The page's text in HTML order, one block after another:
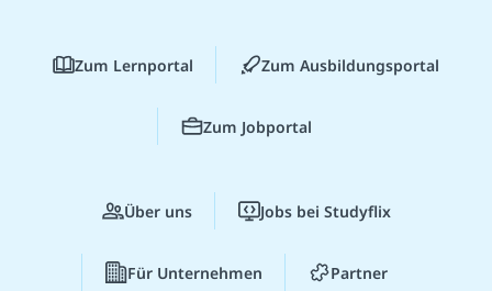
Zum Lernportal Zum Ausbildungsportal
Zum Jobportal
Über uns Jobs bei Studyflix
Für Unternehmen Partner